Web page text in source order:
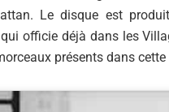
Le disque est
officie déjà dans les
présents dans cette